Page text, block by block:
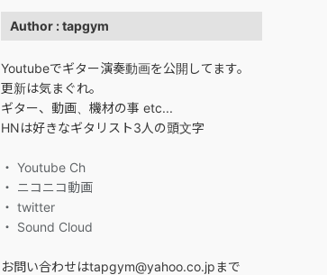
Author : tapgym
Youtubeでギター演奏動画を公開してます。
更新は気まぐれ。
ギター、動画、機材の事 etc...
HNは好きなギタリスト3人の頭文字
・ Youtube Ch
・ ニコニコ動画
・ twitter
・ Sound Cloud
お問い合わせはtapgym@yahoo.co.jpまで